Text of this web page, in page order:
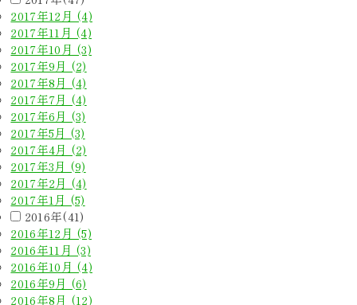
2017年12月 (4)
2017年11月 (4)
2017年10月 (3)
2017年9月 (2)
2017年8月 (4)
2017年7月 (4)
2017年6月 (3)
2017年5月 (3)
2017年4月 (2)
2017年3月 (9)
2017年2月 (4)
2017年1月 (5)
2016年(41)
2016年12月 (5)
2016年11月 (3)
2016年10月 (4)
2016年9月 (6)
2016年8月 (12)